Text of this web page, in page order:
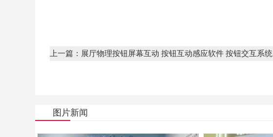
上一篇：展厅物理按钮屏幕互动 按钮互动感应软件 按钮交互系统
图片新闻